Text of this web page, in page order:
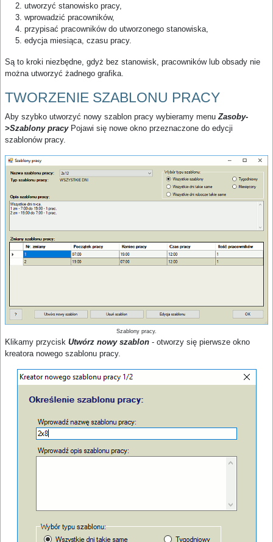
utworzyć stanowisko pracy,
wprowadzić pracowników,
przypisać pracowników do utworzonego stanowiska,
edycja miesiąca, czasu pracy.
Są to kroki niezbędne, gdyż bez stanowisk, pracowników lub obsady nie
można utworzyć żadnego grafika.
TWORZENIE SZABLONU PRACY
Aby szybko utworzyć nowy szablon pracy wybieramy menu Zasoby-
>Szablony pracyPojawi się nowe okno przeznaczone do edycji
szablonów pracy.
Szablony pracy.
Klikamy przycisk Utwórz nowy szablon - otworzy się pierwsze okno
kreatora nowego szablonu pracy.